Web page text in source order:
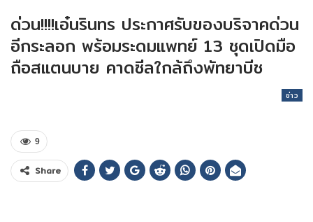
ด่วน!!!!เอ๋นรินทร ประกาศรับของบริจาคด่วน
อีกระลอก พร้อมระดมแพทย์ 13 ชุดเปิดมือ
ถือสแตนบาย คาดซีลใกล้ถึงพัทยาบีช
ข่าว
9
Share